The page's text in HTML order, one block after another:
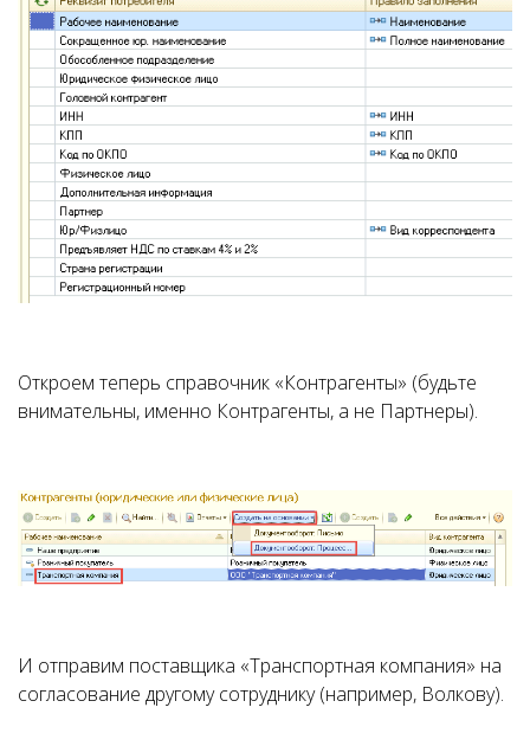
Откроем теперь справочник «Контрагенты» (будьте
внимательны, именно Контрагенты, а не Партнеры).
И отправим поставщика «Транспортная компания» на
согласование другому сотруднику (например, Волкову).